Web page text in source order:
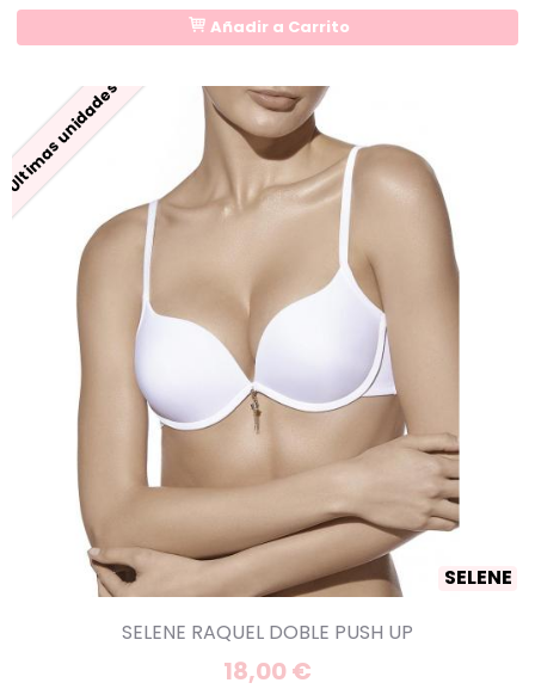
Añadir a Carrito
Últimas unidades
SELENE
SELENE RAQUEL DOBLE PUSH UP
18,00 €